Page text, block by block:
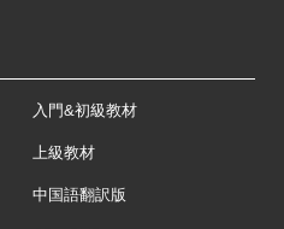
入門&初級教材
上級教材
中国語翻訳版